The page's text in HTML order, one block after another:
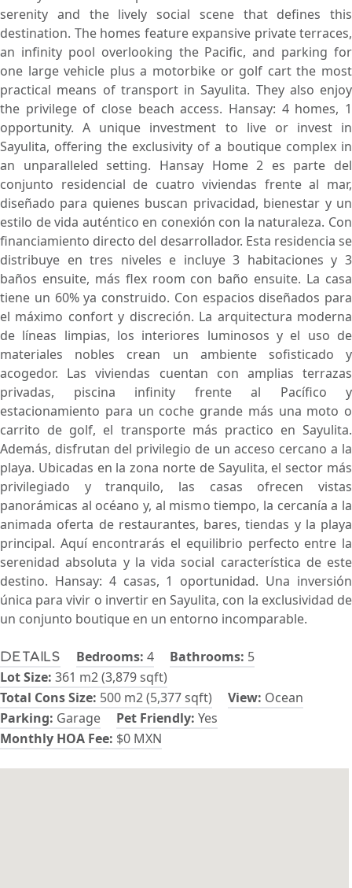
Details Bedrooms: 4 Bathrooms: 5
Lot Size: 361 m2 (3,879 sqft)
Total Cons Size: 500 m2 (5,377 sqft) View: Ocean
Parking: Garage Pet Friendly: Yes
Monthly HOA Fee: $0 MXN
serenity and the lively social scene that defines this
destination. The homes feature expansive private terraces,
an infinity pool overlooking the Pacific, and parking for
one large vehicle plus a motorbike or golf cart the most
practical means of transport in Sayulita. They also enjoy
the privilege of close beach access. Hansay: 4 homes, 1
opportunity. A unique investment to live or invest in
Sayulita, offering the exclusivity of a boutique complex in
an unparalleled setting. Hansay Home 2 es parte del
conjunto residencial de cuatro viviendas frente al mar,
diseñado para quienes buscan privacidad, bienestar y un
estilo de vida auténtico en conexión con la naturaleza. Con
financiamiento directo del desarrollador. Esta residencia se
distribuye en tres niveles e incluye 3 habitaciones y 3
baños ensuite, más flex room con baño ensuite. La casa
tiene un 60% ya construido. Con espacios diseñados para
el máximo confort y discreción. La arquitectura moderna
de líneas limpias, los interiores luminosos y el uso de
materiales nobles crean un ambiente sofisticado y
acogedor. Las viviendas cuentan con amplias terrazas
privadas, piscina infinity frente al Pacífico y
estacionamiento para un coche grande más una moto o
carrito de golf, el transporte más practico en Sayulita.
Además, disfrutan del privilegio de un acceso cercano a la
playa. Ubicadas en la zona norte de Sayulita, el sector más
privilegiado y tranquilo, las casas ofrecen vistas
panorámicas al océano y, al mismo tiempo, la cercanía a la
animada oferta de restaurantes, bares, tiendas y la playa
principal. Aquí encontrarás el equilibrio perfecto entre la
serenidad absoluta y la vida social característica de este
destino. Hansay: 4 casas, 1 oportunidad. Una inversión
única para vivir o invertir en Sayulita, con la exclusividad de
un conjunto boutique en un entorno incomparable.